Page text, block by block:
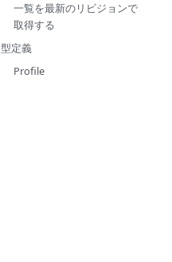
一覧を最新のリビジョンで
取得する
型定義
Profile